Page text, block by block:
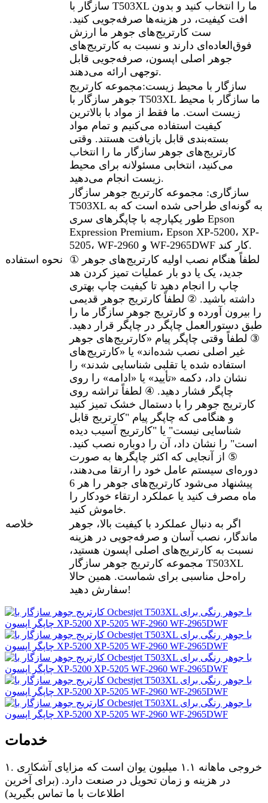
سازگار با T503XL ما را انتخاب کنید و بدون
افت کیفیت، در هزینه‌ها صرفه‌جویی کنید.
ست کارتریج‌های جوهر ما ارزش
فوق‌العاده‌ای دارند و نسبت به کارتریج‌های
جوهر اصلی اپسون، صرفه‌جویی قابل
توجهی ارائه می‌دهند.
سازگار با محیط زیست:مجموعه کارتریج
جوهر سازگار با T503XL ما سازگار با محیط
زیست است. ما فقط از مواد با بالاترین
کیفیت استفاده می‌کنیم و تمام مواد
بسته‌بندی قابل بازیافت هستند. وقتی
کارتریج‌های جوهر سازگار ما را انتخاب
می‌کنید، انتخابی مسئولانه برای محیط
زیست انجام می‌دهید.
سازگاری: مجموعه کارتریج جوهر سازگار
T503XL به گونه‌ای طراحی شده است که به
طور یکپارچه با چاپگرهای سری Epson
Expression Premium، Epson XP-5200، XP-
5205، WF-2960 و WF-2965DWF کار کند.
نحوه استفاده
① لطفاً هنگام نصب اولیه کارتریج‌های جوهر
جدید، یک یا دو بار عملیات تمیز کردن هد
چاپ را انجام دهید تا کیفیت چاپ بهتری
داشته باشید. ② لطفاً کارتریج جوهر قدیمی
را بیرون آورده و کارتریج جوهر سازگار ما را
طبق دستورالعمل چاپگر در چاپگر قرار دهید.
③ لطفاً وقتی چاپگر پیام «کارتریج‌های جوهر
غیر اصلی نصب شده‌اند» یا «کارتریج‌های
استفاده شده یا تقلبی شناسایی شدند» را
نشان داد، دکمه «تأیید» یا «ادامه» را روی
چاپگر فشار دهید. ④ لطفاً تراشه روی
کارتریج جوهر را با دستمال خشک تمیز کنید
و هنگامی که چاپگر پیام "کارتریج قابل
شناسایی نیست" یا "کارتریج آسیب دیده
است" را نشان داد، آن را دوباره نصب کنید.
⑤ از آنجایی که اکثر چاپگرها به صورت
دوره‌ای سیستم عامل خود را ارتقا می‌دهند،
پیشنهاد می‌شود کارتریج‌های جوهر را هر 6
ماه مصرف کنید یا عملکرد ارتقاء خودکار را
خاموش کنید.
خلاصه
اگر به دنبال عملکرد با کیفیت بالا، جوهر
ماندگار، نصب آسان و صرفه‌جویی در هزینه
نسبت به کارتریج‌های اصلی اپسون هستید،
مجموعه کارتریج جوهر سازگار T503XL
راه‌حل مناسبی برای شماست. همین حالا
سفارش دهید!
خدمات
۱. خروجی ماهانه ۱.۱ میلیون یوان است که مزایای آشکاری
در هزینه و زمان تحویل در صنعت دارد. (برای آخرین
اطلاعات با ما تماس بگیرید)